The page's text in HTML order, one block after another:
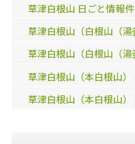
草津白根山 日ごと情報
草津白根山（白根山（
草津白根山（白根山（
草津白根山（本白根山
草津白根山（本白根山